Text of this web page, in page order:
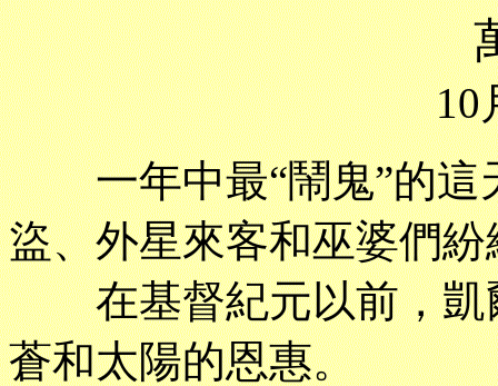
10
一年中最“鬧鬼”的這
盜、外星來客和巫婆們
在基督紀元以前，凱
蒼和太陽的恩惠。